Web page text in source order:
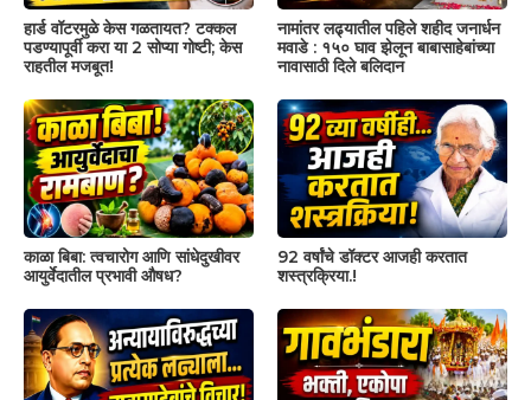
हार्ड वॉटरमुळे केस गळतायत? टक्कल
पडण्यापूर्वी करा या 2 सोप्या गोष्टी; केस
राहतील मजबूत!
नामांतर लढ्यातील पहिले शहीद जनार्धन
मवाडे : १५० घाव झेलून बाबासाहेबांच्या
नावासाठी दिले बलिदान
काळा बिबा: त्वचारोग आणि सांधेदुखीवर
आयुर्वेदातील प्रभावी औषध?
92 वर्षांचे डॉक्टर आजही करतात
शस्त्रक्रिया.!